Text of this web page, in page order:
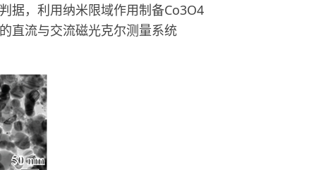
据，利用纳米限域作用制备Co3O4
直流与交流磁光克尔测量系统